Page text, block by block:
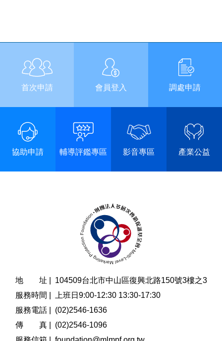
首次申請 會員登入 調處申請
協助申請 輔導評鑑專區 影音專區 產業公益
地 址 |
104509台北市中山區復興北路150號3樓之3
服務時間 |
上班日9:00-12:30 13:30-17:30
服務電話 |
(02)2546-1636
傳 真 |
(02)2546-1096